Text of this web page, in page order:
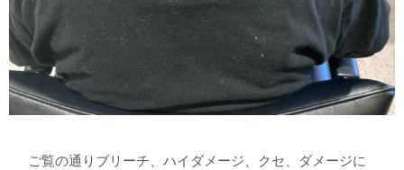
ご覧の通りブリーチ、ハイダメージ、クセ、ダメージに